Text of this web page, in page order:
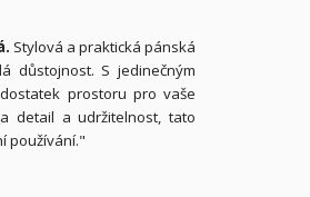
Stylová a praktická pánská
důstojnost. S jedinečným
prostoru pro vaše
detail a udržitelnost, tato
používání."